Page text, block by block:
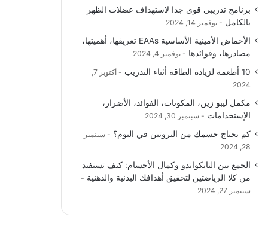
برنامج تدريبي قوي جدا لاستهداف عضلات الظهر
بالكامل
نوفمبر 14, 2024
الأحماض الأمينية الأساسية EAAs تعريفها، أهميتها،
مصادرها، وفوائدها
نوفمبر 4, 2024
10 أطعمة لزيادة الطاقة أثناء التدريب
أكتوبر 7,
2024
مكمل ليبو زين، المكونات، الفوائد، الأضرار،
الإستخدامات
سبتمبر 30, 2024
كم يحتاج جسمك من البروتين في اليوم؟
سبتمبر
28, 2024
الجمع بين التايكواندو وكمال الأجسام: كيف تستفيد
من كلا الرياضتين لتحقيق أهدافك البدنية والذهنية
سبتمبر 27, 2024